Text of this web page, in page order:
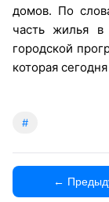
домов. По
часть жилья в
городской
которая
#
←